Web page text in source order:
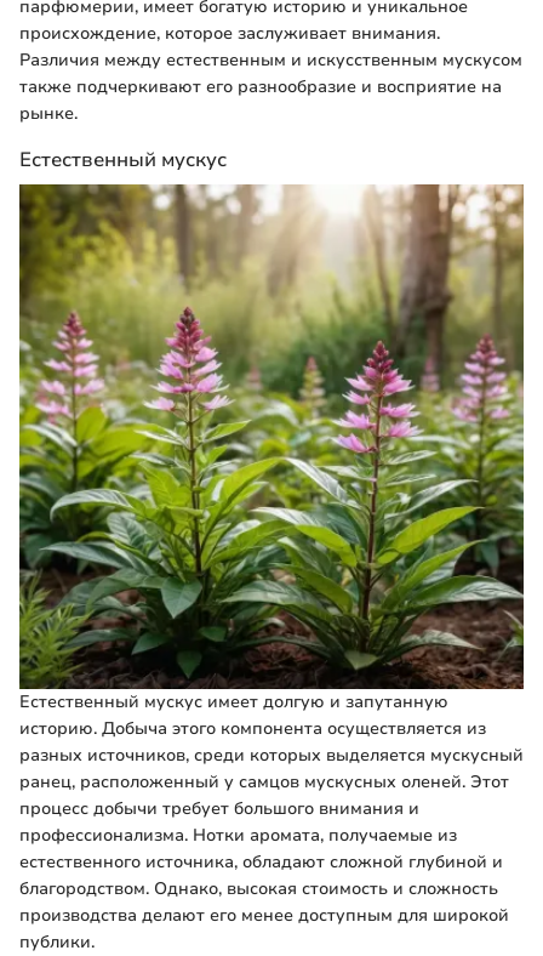
парфюмерии, имеет богатую историю и уникальное
происхождение, которое заслуживает внимания.
Различия между естественным и искусственным мускусом
также подчеркивают его разнообразие и восприятие на
рынке.
Естественный мускус
Естественный мускус имеет долгую и запутанную
историю. Добыча этого компонента осуществляется из
разных источников, среди которых выделяется мускусный
ранец, расположенный у самцов мускусных оленей. Этот
процесс добычи требует большого внимания и
профессионализма. Нотки аромата, получаемые из
естественного источника, обладают сложной глубиной и
благородством. Однако, высокая стоимость и сложность
производства делают его менее доступным для широкой
публики.